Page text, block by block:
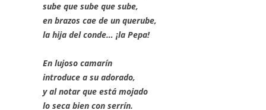
sube que sube que sube,
en brazos cae de un querube,
la hija del conde… ¡la Pepa!
En lujoso camarín
introduce a su adorado,
y al notar que está mojado
lo seca bien con serrín.